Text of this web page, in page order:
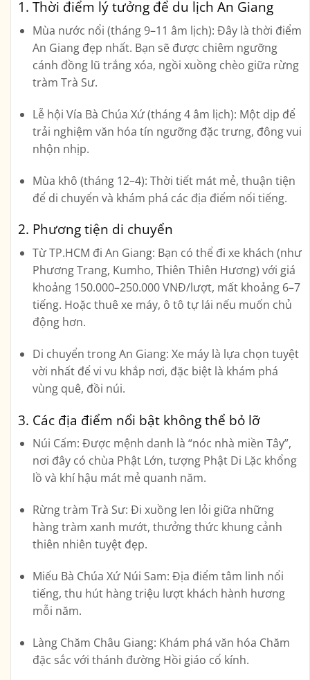
1. Thời điểm lý tưởng để du lịch An Giang
Mùa nước nổi (tháng 9–11 âm lịch): Đây là thời điểm
An Giang đẹp nhất. Bạn sẽ được chiêm ngưỡng
cánh đồng lũ trắng xóa, ngồi xuồng chèo giữa rừng
tràm Trà Sư.
Lễ hội Vía Bà Chúa Xứ (tháng 4 âm lịch): Một dịp để
trải nghiệm văn hóa tín ngưỡng đặc trưng, đông vui
nhộn nhịp.
Mùa khô (tháng 12–4): Thời tiết mát mẻ, thuận tiện
để di chuyển và khám phá các địa điểm nổi tiếng.
2. Phương tiện di chuyển
Từ TP.HCM đi An Giang: Bạn có thể đi xe khách (như
Phương Trang, Kumho, Thiên Thiên Hương) với giá
khoảng 150.000–250.000 VNĐ/lượt, mất khoảng 6–7
tiếng. Hoặc thuê xe máy, ô tô tự lái nếu muốn chủ
động hơn.
Di chuyển trong An Giang: Xe máy là lựa chọn tuyệt
vời nhất để vi vu khắp nơi, đặc biệt là khám phá
vùng quê, đồi núi.
3. Các địa điểm nổi bật không thể bỏ lỡ
Núi Cấm: Được mệnh danh là “nóc nhà miền Tây”,
nơi đây có chùa Phật Lớn, tượng Phật Di Lặc khổng
lồ và khí hậu mát mẻ quanh năm.
Rừng tràm Trà Sư: Đi xuồng len lỏi giữa những
hàng tràm xanh mướt, thưởng thức khung cảnh
thiên nhiên tuyệt đẹp.
Miếu Bà Chúa Xứ Núi Sam: Địa điểm tâm linh nổi
tiếng, thu hút hàng triệu lượt khách hành hương
mỗi năm.
Làng Chăm Châu Giang: Khám phá văn hóa Chăm
đặc sắc với thánh đường Hồi giáo cổ kính.